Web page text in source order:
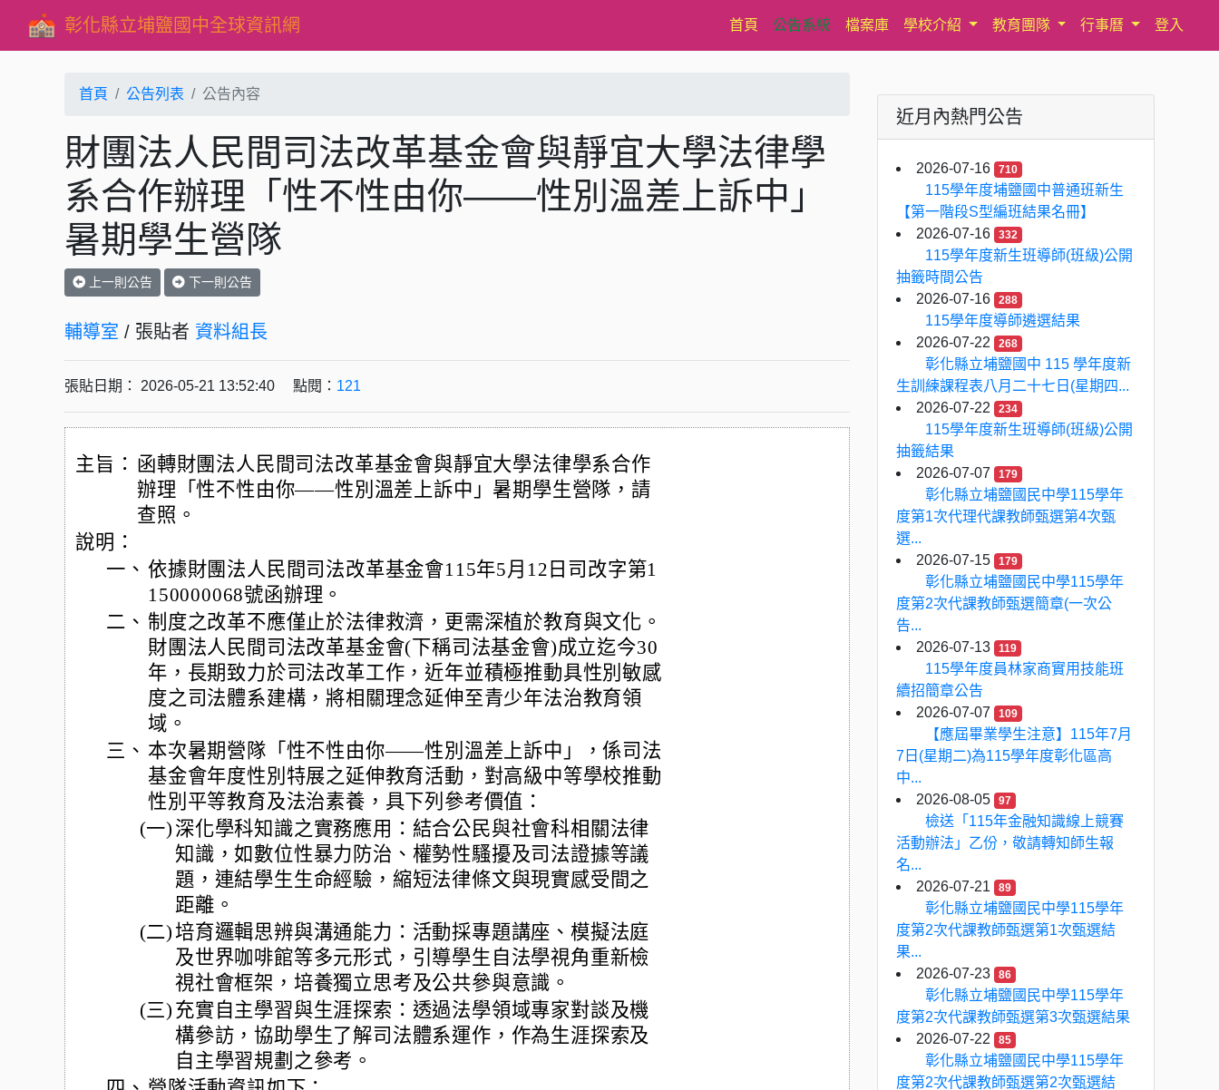
彰化縣立埔鹽國中全球資訊網 首頁(current)
公告系統 檔案庫 學校介紹 教育團隊 行事曆 登入
首頁 公告列表 公告內容
財團法人民間司法改革基金會與靜宜大學法律學
系合作辦理「性不性由你——性別溫差上訴中」
暑期學生營隊
上一則公告 下一則公告
輔導室 / 張貼者 資料組長
張貼日期： 2026-05-21 13:52:40 點閱： 121
主旨： 函轉財團法人民間司法改革基金會與靜宜大學法律學系合作
辦理「性不性由你——性別溫差上訴中」暑期學生營隊，請
查照。
說明：
一、 依據財團法人民間司法改革基金會115年5月12日司改字第1
150000068號函辦理。
二、 制度之改革不應僅止於法律救濟，更需深植於教育與文化。
財團法人民間司法改革基金會(下稱司法基金會)成立迄今30
年，長期致力於司法改革工作，近年並積極推動具性別敏感
度之司法體系建構，將相關理念延伸至青少年法治教育領
域。
三、 本次暑期營隊「性不性由你——性別溫差上訴中」，係司法
基金會年度性別特展之延伸教育活動，對高級中等學校推動
性別平等教育及法治素養，具下列參考價值：
(一) 深化學科知識之實務應用：結合公民與社會科相關法律
知識，如數位性暴力防治、權勢性騷擾及司法證據等議
題，連結學生生命經驗，縮短法律條文與現實感受間之
距離。
(二) 培育邏輯思辨與溝通能力：活動採專題講座、模擬法庭
及世界咖啡館等多元形式，引導學生自法學視角重新檢
視社會框架，培養獨立思考及公共參與意識。
(三) 充實自主學習與生涯探索：透過法學領域專家對談及機
構參訪，協助學生了解司法體系運作，作為生涯探索及
自主學習規劃之參考。
近月內熱門公告
2026-07-16 710
115學年度埔鹽國中普通班新生
【第一階段S型編班結果名冊】
2026-07-16
332
115學年度新生班導師(班級)公開
抽籤時間公告
2026-07-16
288
115學年度導師遴選結果
2026-07-22
268
彰化縣立埔鹽國中 115 學年度新
生訓練課程表八月二十七日(星期四...
2026-07-22
234
115學年度新生班導師(班級)公開
抽籤結果
2026-07-07
179
彰化縣立埔鹽國民中學115學年
度第1次代理代課教師甄選第4次甄
選...
2026-07-15
179
彰化縣立埔鹽國民中學115學年
度第2次代課教師甄選簡章(一次公
告...
2026-07-13
119
115學年度員林家商實用技能班
續招簡章公告
2026-07-07
109
【應屆畢業學生注意】115年7月
7日(星期二)為115學年度彰化區高
中...
2026-08-05
97
檢送「115年金融知識線上競賽
活動辦法」乙份，敬請轉知師生報
名...
2026-07-21
89
彰化縣立埔鹽國民中學115學年
度第2次代課教師甄選第1次甄選結
果...
2026-07-23
86
彰化縣立埔鹽國民中學115學年
度第2次代課教師甄選第3次甄選結果
2026-07-22
85
彰化縣立埔鹽國民中學115學年
度第2次代課教師甄選第2次甄選結